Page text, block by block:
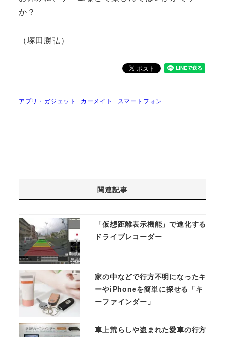
か？
（塚田勝弘）
アプリ・ガジェット カーメイト スマートフォン
関連記事
「仮想距離表示機能」で進化する
ドライブレコーダー
家の中などで行方不明になったキ
ーやiPhoneを簡単に探せる「キ
ーファインダー」
車上荒らしや盗まれた愛車の行方